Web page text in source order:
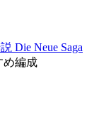
Die Neue Saga
め編成